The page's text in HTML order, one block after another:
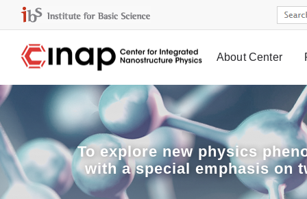
About Center
To explorenew physics
with a special emphasis on